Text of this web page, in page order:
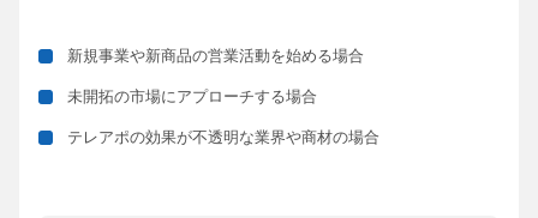
新規事業や新商品の営業活動を始める場合
未開拓の市場にアプローチする場合
テレアポの効果が不透明な業界や商材の場合